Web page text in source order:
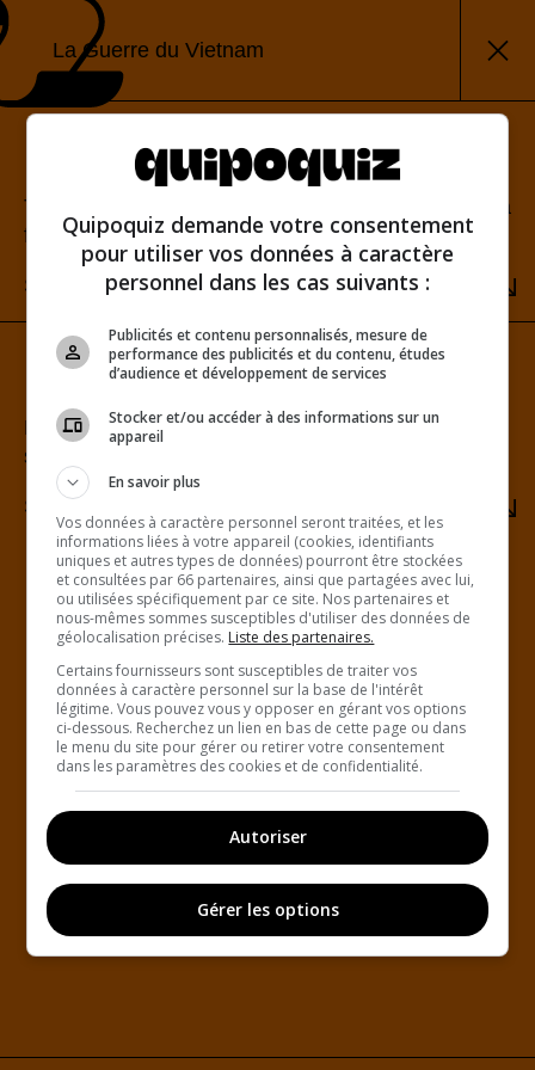
La Guerre du Vietnam
Mode classique
Teste tes connaissances et découvre ton score à la
fin.
SÉLECTIONNER
Mode rafale
Relève le défi du score parfait. Une seule erreur te
sera fatale!
SÉLECTIONNER
Quipoquiz demande votre consentement
pour utiliser vos données à caractère
personnel dans les cas suivants :
Publicités et contenu personnalisés, mesure de
performance des publicités et du contenu, études
d’audience et développement de services
Stocker et/ou accéder à des informations sur un
appareil
En savoir plus
Vos données à caractère personnel seront traitées, et les
informations liées à votre appareil (cookies, identifiants
uniques et autres types de données) pourront être stockées
et consultées par 66 partenaires, ainsi que partagées avec lui,
ou utilisées spécifiquement par ce site. Nos partenaires et
nous-mêmes sommes susceptibles d'utiliser des données de
géolocalisation précises. Liste des partenaires.
Certains fournisseurs sont susceptibles de traiter vos
données à caractère personnel sur la base de l'intérêt
légitime. Vous pouvez vous y opposer en gérant vos options
ci-dessous. Recherchez un lien en bas de cette page ou dans
le menu du site pour gérer ou retirer votre consentement
dans les paramètres des cookies et de confidentialité.
Autoriser
Gérer les options